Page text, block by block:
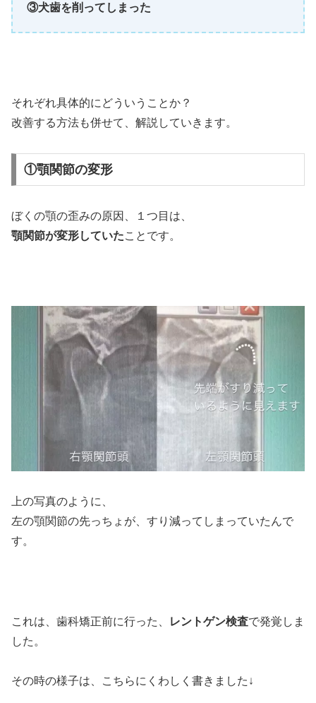
③犬歯を削ってしまった
それぞれ具体的にどういうことか？
改善する方法も併せて、解説していきます。
①顎関節の変形
ぼくの顎の歪みの原因、１つ目は、
顎関節が変形していたことです。
上の写真のように、
左の顎関節の先っちょが、すり減ってしまっていたんで
す。
これは、歯科矯正前に行った、 レントゲン検査で発覚しま
した。
その時の様子は、こちらにくわしく書きました↓